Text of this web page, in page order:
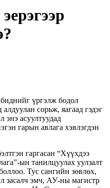
үргэлж бодол
сорьж, яагаад гэдэг
энэ асуултуудад
гарын авлага хэвлэгдэн
гаргасан “Хүүхдээ
ын танилцуулах уулзалт
Тус сангийн зөвлөх,
засалч эмч, АУ-ны магистр